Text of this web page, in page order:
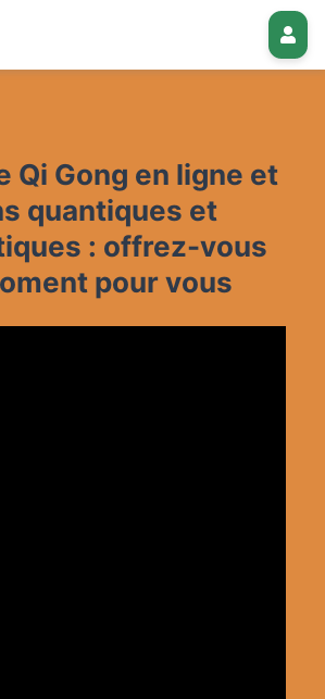
Qi Gong en ligne et
quantiques et
: offrez-vous
pour vous